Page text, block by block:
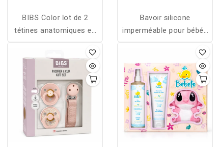
BIBS Color lot de 2
tétines anatomiques en
latex naturel,
confortables et ventilées,
protégeant gencives,
dents et palais de votre
bébé.
Bavoir silicone
imperméable pour bébé :
protège les vêtements,
réglable, léger et facile à
nettoyer, disponible en
couleurs tendance.